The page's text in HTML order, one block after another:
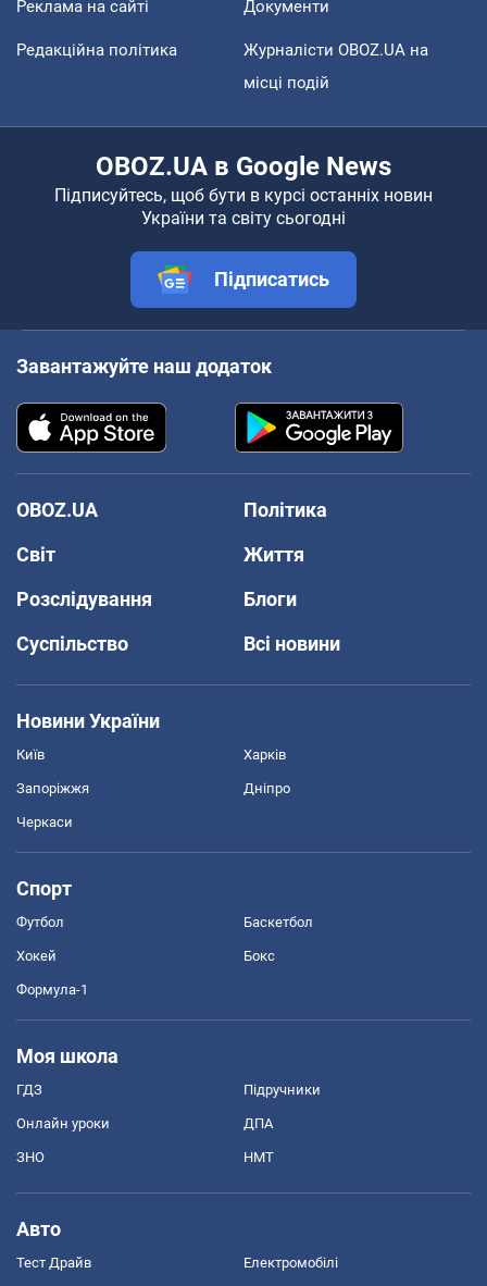
Реклама на сайті Документи
Редакційна політика
Журналісти OBOZ.UA на
місці подій
OBOZ.UA в Google News
Підписуйтесь, щоб бути в курсі останніх новин
України та світу сьогодні
Підписатись
Завантажуйте наш додаток
OBOZ.UA
Політика
Світ
Життя
Розслідування
Блоги
Суспільство
Всі новини
Новини України
Київ Харків
Запоріжжя Дніпро
Черкаси
Спорт
Футбол Баскетбол
Хокей Бокс
Формула-1
Моя школа
ГДЗ Підручники
Онлайн уроки ДПА
ЗНО НМТ
Авто
Тест Драйв Електромобілі